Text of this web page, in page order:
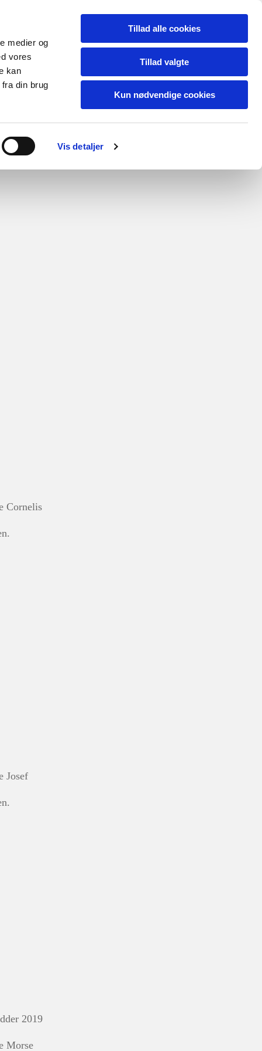
medier og
vores
kan
din brug
Vis detaljer
Tillad alle cookies
Tillad valgte
Kun nødvendige cookies
Kontakt
Cornelis
Josef
2019
Morse